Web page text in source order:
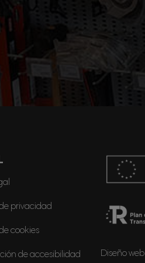
privacidad
cookies
de accesibilidad Diseño web